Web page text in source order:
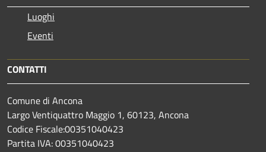
Luoghi
Eventi
CONTATTI
Comune di Ancona
Largo Ventiquattro Maggio 1, 60123, Ancona
Codice Fiscale:00351040423
Partita IVA: 00351040423